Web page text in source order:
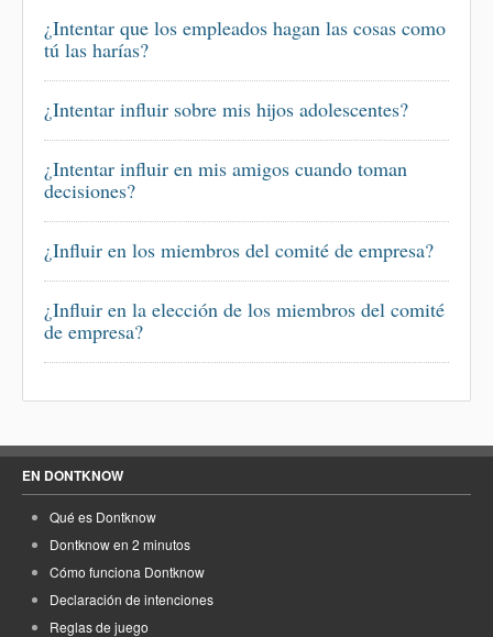
¿Intentar que los empleados hagan las cosas como
tú las harías?
¿Intentar influir sobre mis hijos adolescentes?
¿Intentar influir en mis amigos cuando toman
decisiones?
¿Influir en los miembros del comité de empresa?
¿Influir en la elección de los miembros del comité
de empresa?
EN DONTKNOW
Qué es Dontknow
Dontknow en 2 minutos
Cómo funciona Dontknow
Declaración de intenciones
Reglas de juego